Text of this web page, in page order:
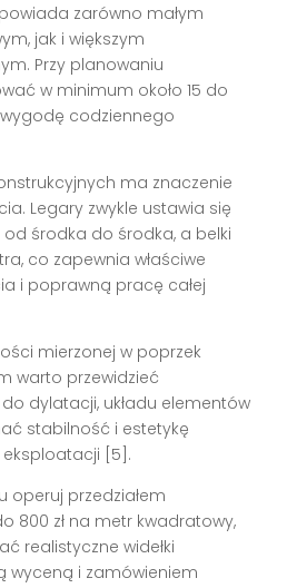
zarówno małym
jak i większym
Przy planowaniu
w minimum około 15 do
codziennego
ma znaczenie
Legary zwykle ustawia się
środka do środka, a belki
co zapewnia właściwe
i poprawną pracę całej
mierzonej w poprzek
warto przewidzieć
dylatacji, układu elementów
stabilność i estetykę
[5].
operuj przedziałem
800 zł na metr kwadratowy,
realistyczne widełki
wyceną i zamówieniem